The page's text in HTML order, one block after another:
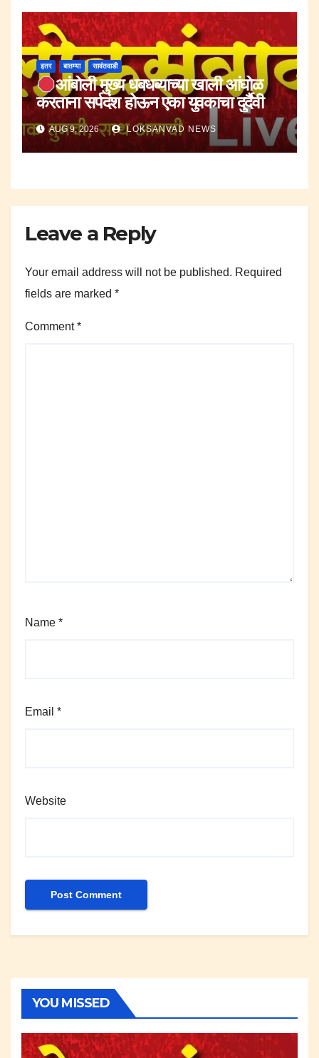
इतर बातम्या सावंतवाडी
आंबोली मुख्य धबधब्याच्या खाली आंघोळ
करताना सर्पदंश होऊन एका युवकाचा दुर्दैवी
मृत्यू.AUG 9, 2026 LOKSANVAD NEWS
Leave a Reply
Your email address will not be published. Required
fields are marked *
Comment*
Name *
Email *
Website
YOU MISSED